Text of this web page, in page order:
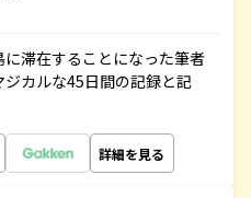
滞在することになった筆者
カルな45日間の記録と記
詳細を見る